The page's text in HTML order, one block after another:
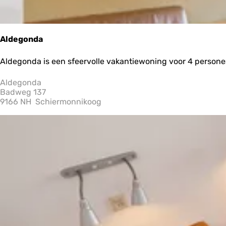
Aldegonda
A
d
e
g
n
Aldegonda is een sfeervolle vakantiewoning voor 4
Aldegonda
Badweg 137
9166 NH Schiermonnikoog